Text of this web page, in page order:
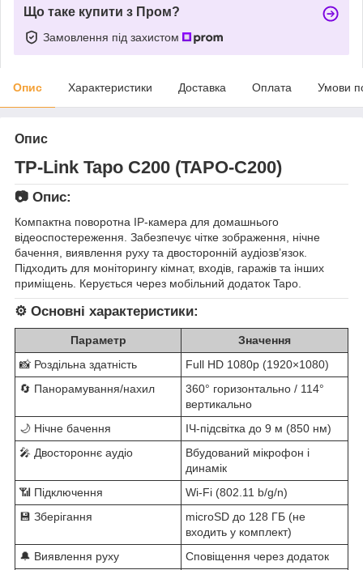
Що таке купити з Пром?
Замовлення під захистом
Опис Характеристики Доставка Оплата Умови
Опис
TP-Link Tapo C200 (TAPO-C200)
📷 Опис:
Компактна поворотна IP-камера для домашнього
відеоспостереження. Забезпечує чітке зображення, нічне
бачення, виявлення руху та двосторонній аудіозв’язок.
Підходить для моніторингу кімнат, входів, гаражів та інших
приміщень. Керується через мобільний додаток Tapo.
⚙️ Основні характеристики:
Параметр
Значення
📸 Роздільна здатність
Full HD 1080p (1920×1080)
🔄 Панорамування/нахил
360° горизонтально / 114°
вертикально
🌙 Нічне бачення
ІЧ-підсвітка до 9 м (850 нм)
🎤 Двостороннє аудіо
Вбудований мікрофон і
динамік
📶 Підключення
Wi-Fi (802.11 b/g/n)
💾 Зберігання
microSD до 128 ГБ (не
входить у комплект)
🔔 Виявлення руху
Сповіщення через додаток